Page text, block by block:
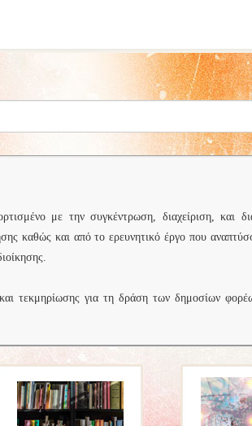
με την συγκέντρωση, διαχείριση, και
καθώς και από το ερευνητικό έργο που
τεκμηρίωσης για τη δράση των δημοσίων